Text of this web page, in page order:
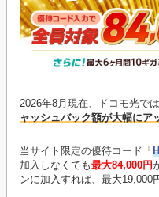
2026年8月現在、ドコモ光で
ャッシュバック額が大幅にア
当サイト限定の優待コード「
加入しなくても最大84,000円
ンに加入すれば、最大19,000